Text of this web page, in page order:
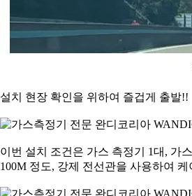
설치 현장 확인을 위하여 즐겁게 출발!!
이번 설치 조건은 가스 측정기 1대, 가
100M 정도, 강제 전선관을 사용하여